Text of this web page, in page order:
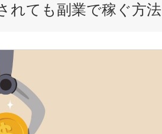
れても副業で稼ぐ方法